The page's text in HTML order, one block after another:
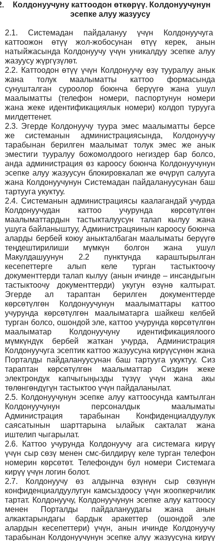
Колдонуучуну каттоодон өткөрүү. Колдонуучунун
эсепке алуу жазуусу
2.1.
Системадан пайдалануу үчүн Колдонуучуга
каттоожон өтүү жол-жобосунан өтүү керек, анын
натыйжасында Колдонуучу үчүн уникалдуу эсепке алуу
жазуусу жүргүзүлөт.
2.2. Каттоодон өтүү үчүн Колдонуучу өзү тууралуу анык
жана толук маалыматты каттоо формасында
сунушталган суроолор боюнча берүүгө жана ушул
маалыматты (телефон номери, паспортунун номери
жана жеке идентификациялык номери) колдоп турууга
милдеттенет.
2.3. Эгерде Колдонуучу туура эмес маалыматты берсе
же системанын администрациясында, Колдонуучу
тарабынан берилген маалымат толук эмес же анык
эместиги тууралуу божомолдоого негиздер бар болсо,
анда администрация өз кароосу боюнча Колдонуучунун
эсепке алуу жазуусун блокировкалап же өчүрүп салууга
жана Колдонуучунун Системадан пайдалануусунан баш
тартууга укуктуу.
2.4. Системанын администрациясы каалагандай учурда
Колдонуучудан каттоо учурунда көрсөтүлгөн
маалыматтардын тастыкталуусун талап кылуу жана
ушуга байланыштуу, Администрацяинын кароосу боюнча
аларды бербей коюу аныкталбаган маалыматы берүүгө
теңдештирилиши мүмкүн болгон жана ушул
Макулдашуунун 2.2 пунктунда караштырылган
кесепеттерге алып келе турган тастыктоочу
документтерди талап кылуу (анын ичинде – инсандыгын
тастыктоочу документтерди) укугун өзүнө калтырат.
Эгерде ал тараптан берилген документтерде
көрсөтүлгөн Колдонуучунун маалыматтары каттоо
учурунда көрсөтүлгөн маалыматарга шайкеш келбей
турган болсо, ошондой эле, каттоо учурунда көрсөтүлгөн
маалыматар Колдонуучуну идентификациялоого
мүмкүндүк бербей жаткан учурда, Администрация
Колдонуучуга эсептик каттоо жазуусуна кирүүсүнөн жана
Порталды пайдалануусунан баш тартууга укуктуу. Сиз
тараптан көрсөтүлгөн маалыматтар Сиздин жеке
электрондук капчыгыңызды түзүү үчүн жана акы
төлөнгөндүгүн тастыктоо үчүн пайдаланылат.
2.5. Колдонуучунун эсепке алуу каттоосунда камтылган
Колдонуучунун персоналдык маалыматы
Администрация тарабынан Конфиденциалдуулук
саясатынын шарттарына ылайык сакталат жана
иштелип чыгарылат.
2.6.
Каттоо учурунда Колдонуучу ага системага кирүү
үчүн сыр сөзү менен смс-билдирүү келе турган телефон
номерин көрсөтөт. Телефондун бул номери Системага
кирүү үчүн логин болот.
2.7.
Колдонуучу өз алдынча өзүнүн сыр сөзүнүн
конфиденциалдуулугун камсыздоосу үчүн жоопкерчилик
тартат. Колдонуучу, Колдонуучунун эсепке алуу каттоосу
менен Порталды пайдалануудагы жана анын
алкактарындагы бардык аракеттер (ошондой эле
алардын кесепеттери) үчүн, анын ичинде Колдонуучу
тарабынан Колдонуучунун эсепке алуу жазуусуна кирүү